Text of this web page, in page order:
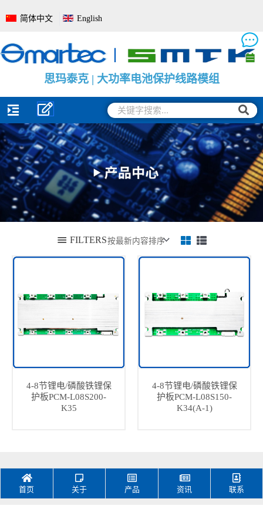
至
容
简体中文 English
思玛泰克 | 电池管理系统全面解决方案
思玛泰克 | 大功率电池保护线路模组
思玛泰克 | 电池电量监测保护板
搜
索
搜
索
FILTERS
4-8节锂电/磷酸铁锂保
护板PCM-L08S200-
K35
4-8节锂电/磷酸铁锂保
护板PCM-L08S150-
K34(A-1)
首页 关于 产品 资讯 联系